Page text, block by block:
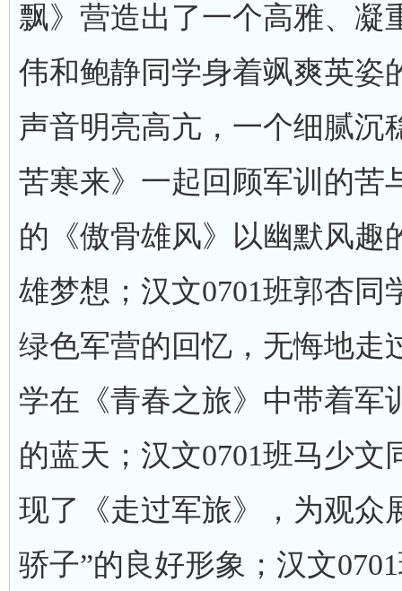
飘》营造出了一个高雅、凝
伟和鲍静同学身着飒爽英姿
声音明亮高亢，一个细腻沉
苦寒来》一起回顾军训的苦
的《傲骨雄风》以幽默风趣
雄梦想；汉文0701班郭杏
绿色军营的回忆，无悔地走
学在《青春之旅》中带着军
的蓝天；汉文0701班马少
现了《走过军旅》，为观众
骄子”的良好形象；汉文